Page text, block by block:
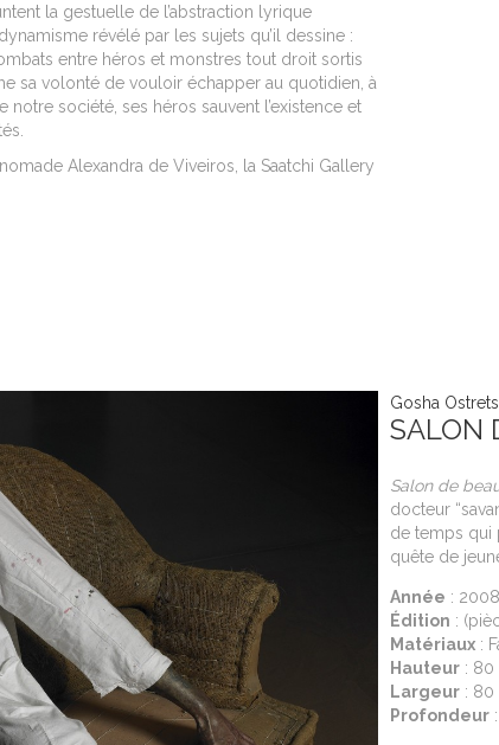
la gestuelle de l’abstraction lyrique
révélé par les sujets qu’il dessine :
entre héros et monstres tout droit sortis
sa volonté de vouloir échapper au quotidien, à
société, ses héros sauvent l’existence et
Alexandra de Viveiros, la Saatchi Gallery
Gosha
SALON
Salon de
docteur
de temps qui
quête de
Année : 2008
Édition :
Matériaux :
Hauteur : 80
Largeur : 80
Profondeur